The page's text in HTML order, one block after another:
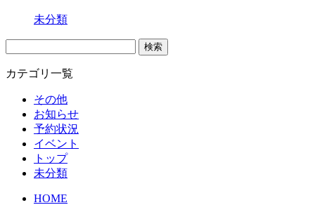
未分類
カテゴリ一覧
その他
お知らせ
予約状況
イベント
トップ
未分類
HOME